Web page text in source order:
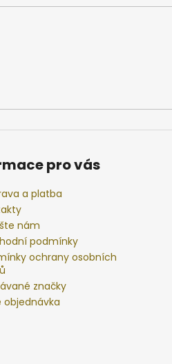
pro vás
a platba
nám
podmínky
ochrany osobních
značky
objednávka